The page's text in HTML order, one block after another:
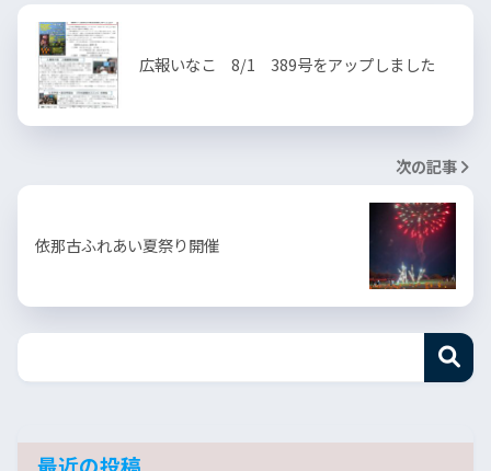
広報いなこ 8/1 389号をアップしました
次の記事
依那古ふれあい夏祭り開催
最近の投稿